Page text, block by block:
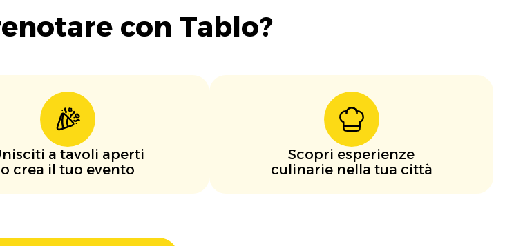
con Tablo?
a tavoli aperti
o crea il tuo evento
Scopri esperienze
culinarie nella tua città